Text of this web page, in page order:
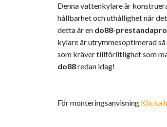
Denna vattenkylare är
hållbarhet och uthållighet när
detta är en do88-
kylare är utrymmesoptimerad
som kräver tillförlitlighet som
do88redan idag!
För monteringsanvisning Klicka